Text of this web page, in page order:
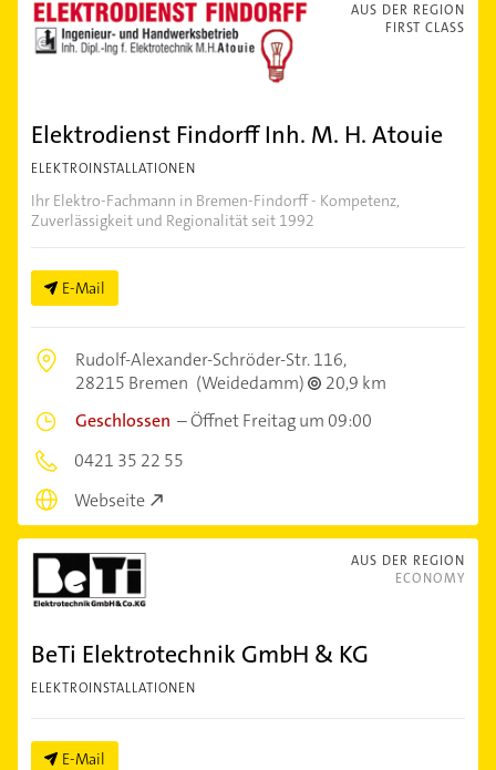
AUS DER REGION
FIRST CLASS
Elektrodienst Findorff Inh. M. H. Atouie
ELEKTROINSTALLATIONEN
Ihr Elektro-Fachmann in Bremen-Findorff - Kompetenz,
Zuverlässigkeit und Regionalität seit 1992
E-Mail
Rudolf-Alexander-Schröder-Str. 116,
28215 Bremen (Weidedamm)
20,9 km
Geschlossen –Öffnet Freitag um 09:00
0421 35 22 55
Webseite
AUS DER REGION
ECONOMY
BeTi Elektrotechnik GmbH & KG
ELEKTROINSTALLATIONEN
E-Mail